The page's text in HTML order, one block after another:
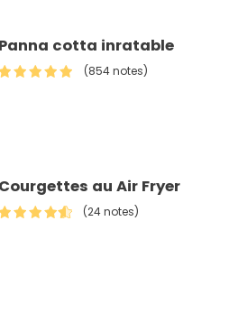
Panna cotta inratable
(854 notes)
Courgettes au Air Fryer
(24 notes)